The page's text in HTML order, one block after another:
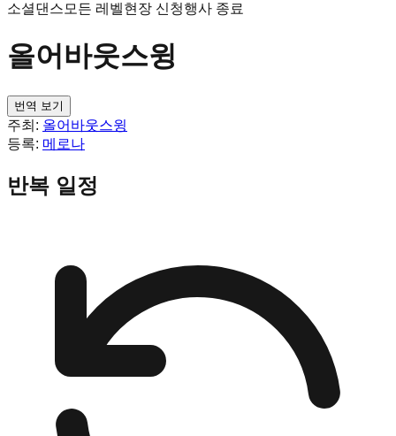
소셜댄스 모든 레벨현장 신청행사 종료
올어바웃스윙
번역 보기
주최: 올어바웃스윙
등록: 메로나
반복 일정